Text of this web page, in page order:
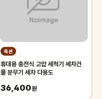
옥션
휴대용 충전식 고압 세척기 세차건
물 분무기 세차 다용도
36,400원